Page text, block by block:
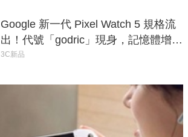
Google 新一代 Pixel Watch 5 規格流
出！代號「godric」現身，記憶體增強
鎖定 AI 應用
3C新品